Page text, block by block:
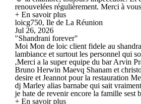
renouvelées régulièrement. Merci à
+ En savoir plus
loicg750, Ile de La Réunion
Jul 26, 2026
"Shandrani forever"
Moi Mon de loic client fidele au
lambiance et surtout les personnel qui
,Merci a la super equipe du bar Arvin
Bruno Herwin Maevq Shanam et
desire et Jeannot pour la restauration
dj Marley alias barnabe qui sait
je hate de revenir encore la famille sest
+ En savoir plus